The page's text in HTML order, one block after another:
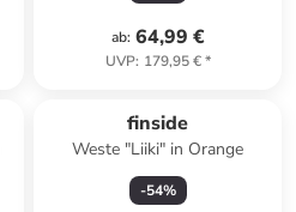
ab: 64,99 €
UVP: 179,95 €*
finside
Weste "Liiki" in Orange
-54%